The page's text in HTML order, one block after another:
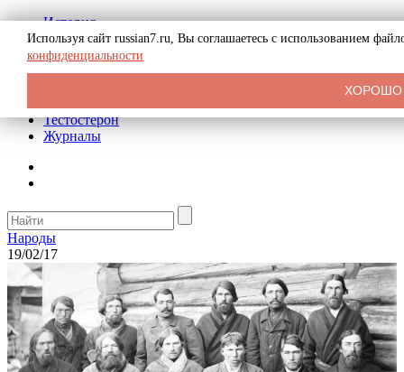
История
Биография
Криминал
Реклама на сайте
Тестостерон
Журналы
Народы
19/02/17
Используя сайт russian7.ru, Вы соглашаетесь с использованием
конфиденциальности
ХОРОШО